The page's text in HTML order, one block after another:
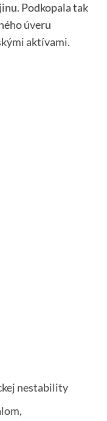
Podkopala tak
úveru
aktívami.
nestability